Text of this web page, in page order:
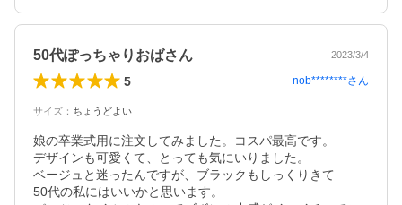
50代ぽっちゃりおばさん 2023/3/4
5 nob********さん
サイズ ： ちょうどよい
娘の卒業式用に注文してみました。コスパ最高です。
デザインも可愛くて、とっても気にいりました。
ベージュと迷ったんですが、ブラックもしっくりきて
50代の私にはいいかと思います。